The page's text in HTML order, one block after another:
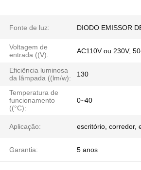
Fonte de luz: DIODO EMISSOR
Voltagem de
entrada ((V):
AC110V ou 230V,
Eficiência luminosa
da lâmpada ((lm/w):
130
Temperatura de
funcionamento
((°C):
0~40
Aplicação: escritório, corredor,
Garantia: 5 anos